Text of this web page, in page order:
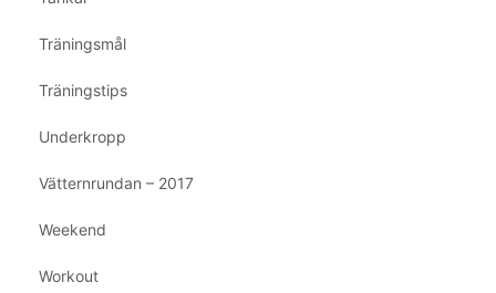
Träningsmål
Träningstips
Underkropp
Vätternrundan – 2017
Weekend
Workout